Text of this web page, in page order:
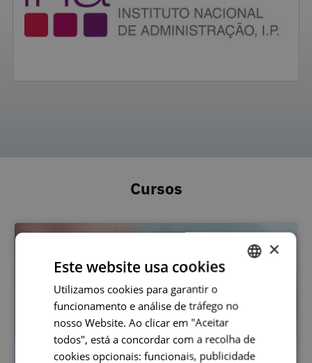
Cursos
ENGLISH
×
Este website usa cookies
Utilizamos cookies para garantir o
funcionamento e análise de tráfego no
nosso Website. Ao clicar em "Aceitar
todos", está a concordar com a recolha de
cookies opcionais: funcionais, publicidade